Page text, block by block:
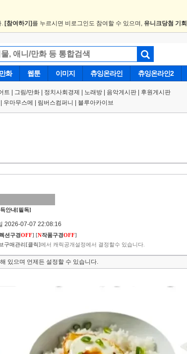
. [참여하기] 를 누르시면 비로그인도 참여할 수 있으며, 유니크당첨 기회
화 웹툰 이미지 츄잉온라인 츄잉온라인2
트 | 그림/만화 정치사회경제 노래방 음악게시판 후원게시판
우마무스메 림버스컴퍼니 블루아카이브
안내[필독]
2026-07-07 22:08:16
션구경OFF] [N작품구경OFF]
구매관리[클릭]에서 캐릭공개설정에서 결정할수 있습니다.
있으며 언제든 설정할 수 있습니다.